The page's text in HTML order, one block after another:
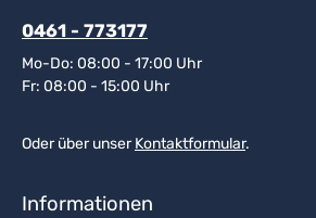
0461 - 773177
Mo-Do: 08:00 - 17:00 Uhr
Fr: 08:00 - 15:00 Uhr
Oder über unserKontaktformular.
Informationen